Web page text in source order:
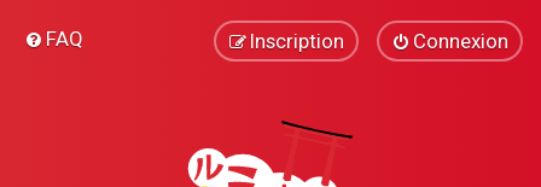
FAQ Connexion
Inscription